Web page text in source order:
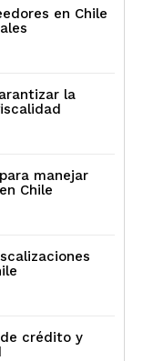
en Chile
la
manejar
Chile
crédito y